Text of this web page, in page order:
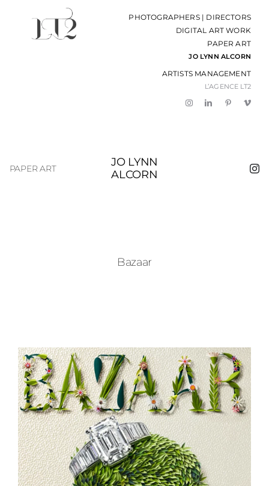
contenu
PHOTOGRAPHERS | DIRECTORS
DIGITAL ART WORK
PAPER ART
JO LYNN ALCORN
ARTISTS MANAGEMENT
L’AGENCE LT2
PAPER ART
JO LYNN
ALCORN
Bazaar